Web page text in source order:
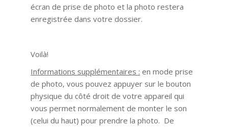
écran de prise de photo et la photo restera
enregistrée dans votre dossier.
Voilà!
Informations supplémentaires : en mode prise
de photo, vous pouvez appuyer sur le bouton
physique du côté droit de votre appareil qui
vous permet normalement de monter le son
(celui du haut) pour prendre la photo. De